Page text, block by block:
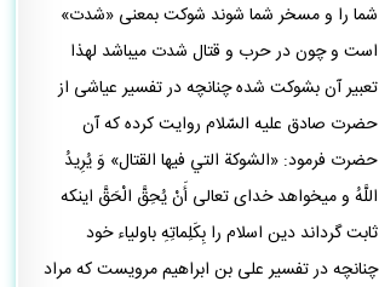
شما را و مسخر شما شوند شوكت بمعنى «شدت»
است و چون در حرب و قتال شدت ميباشد لهذا
تعبير آن بشوكت شده چنانچه در تفسير عياشى از
حضرت صادق عليه السّلام روايت كرده كه آن
حضرت فرمود: «الشوكة التي فيها القتال» وَ يُرِيدُ
اللَّهُ و ميخواهد خداى تعالى أَنْ يُحِقَّ الْحَقَّ اينكه
ثابت گرداند دين اسلام را بِكَلِماتِهِ باولياء خود
چنانچه در تفسير على بن ابراهيم مرويست كه مراد